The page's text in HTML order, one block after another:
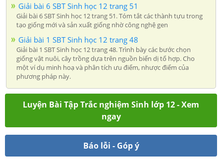
Giải bài 6 SBT Sinh học 12 trang 51
Giải bài 6 SBT Sinh học 12 trang 51. Tóm tắt các thành tựu trong
tạo giống mới và sản xuất giống nhờ công nghệ gen
Giải bài 1 SBT Sinh học 12 trang 48
Giải bài 1 SBT Sinh học 12 trang 48. Trình bày các bước chọn
giống vật nuôi, cây trồng dựa trên nguồn biến dị tổ hợp. Cho
một ví dụ minh hoạ và phân tích ưu điểm, nhược điểm của
phương pháp này.
Luyện Bài Tập Trắc nghiệm Sinh lớp 12 - Xem
ngay
Báo lỗi - Góp ý